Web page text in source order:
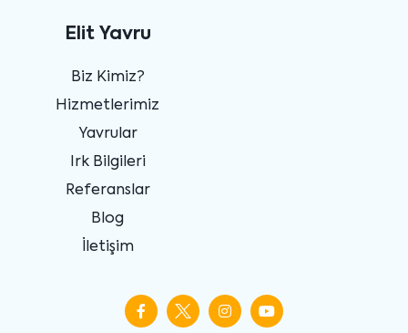
Elit Yavru
Biz Kimiz?
Hizmetlerimiz
Yavrular
Irk Bilgileri
Referanslar
Blog
İletişim